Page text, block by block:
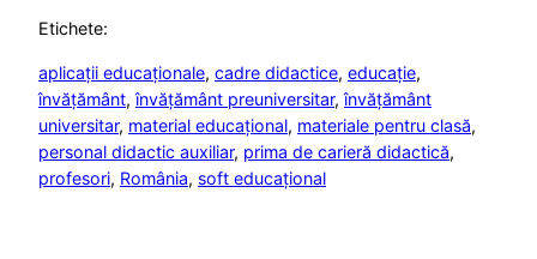
Etichete:
aplicații educaționale, cadre didactice, educație
învățământ, învățământ preuniversitar, învățământ
universitar, material educațional, materiale pentru clasă
personal didactic auxiliar, prima de carieră didactică
profesori, România, soft educațional